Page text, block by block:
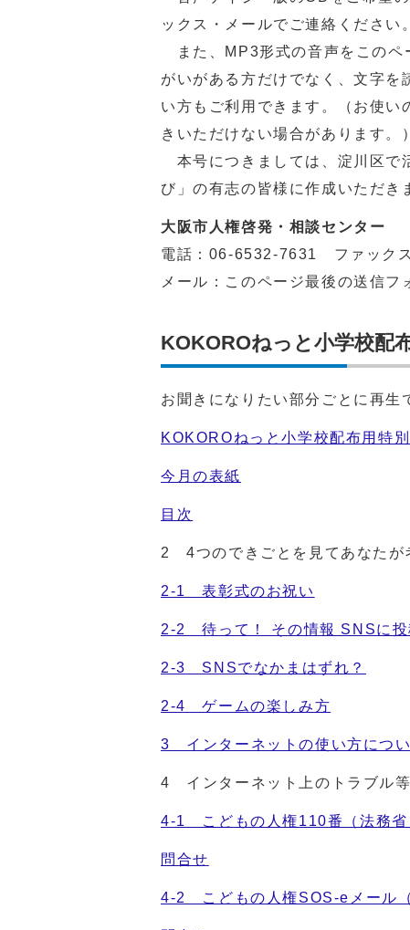
ックス・メールでご連絡ください。
また、MP3形式の音声をこのペ
がいがある方だけでなく、文字を
い方もご利用できます。（お使い
きいただけない場合があります。）
本号につきましては、淀川区で
び」の有志の皆様に作成いただき
大阪市人権啓発・相談センター
電話： 06-6532-7631
ファック
メール：このページ最後の送信フ
KOKOROねっと小学校配
お聞きになりたい部分ごとに再生
KOKOROねっと小学校配布用特
今月の表紙
目次
2 4つのできごとを見てあなたが
2-1 表彰式のお祝い
2-2 待って！ その情報 SNSに投
2-3 SNSでなかまはずれ？
2-4 ゲームの楽しみ方
3 インターネットの使い方につ
4 インターネット上のトラブル
4-1 こどもの人権110番（法務省
問合せ
4-2 こどもの人権SOS-eメール（